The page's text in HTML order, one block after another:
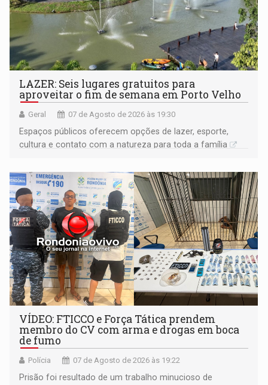
LAZER: Seis lugares gratuitos para
aproveitar o fim de semana em Porto Velho
Geral 07 de Agosto de 2026 às 19:30
Espaços públicos oferecem opções de lazer, esporte,
cultura e contato com a natureza para toda a família
VÍDEO: FTICCO e Força Tática prendem
membro do CV com arma e drogas em boca
de fumo
Polícia 07 de Agosto de 2026 às 19:22
Prisão foi resultado de um trabalho minucioso de